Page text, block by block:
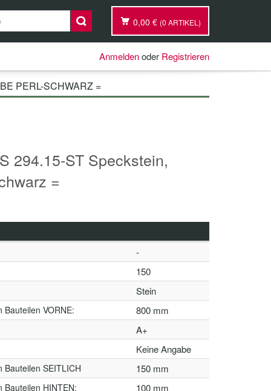
0,00 € (0 ARTIKEL)
Anmeldenoder Registrieren
PERL-SCHWARZ =
294.15-ST Speckstein,
=
-
150
Stein
VORNE:
800 mm
A+
Keine Angabe
SEITLICH 150 mm
HINTEN:
100 mm